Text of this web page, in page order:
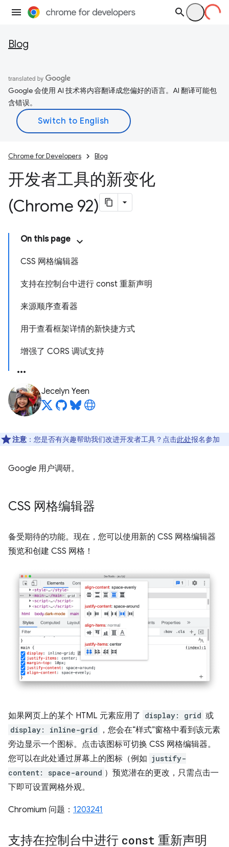
Blog
Google 会使用 AI 技术将内容翻译成您偏好的语言。AI 翻译可能包
含错误。
Chrome for Developers Blog
开发者工具的新变化
(Chrome 92)
On this page
CSS 网格编辑器
支持在控制台中进行 const 重新声明
来源顺序查看器
用于查看框架详情的新快捷方式
增强了 CORS 调试支持
Jecelyn Yeen
注意 ：您是否有兴趣帮助我们改进开发者工具？点击此处报名参加
Google 用户调研。
CSS 网格编辑器
备受期待的功能。现在，您可以使用新的 CSS 网格编辑器
预览和创建 CSS 网格！
如果网页上的某个 HTML 元素应用了 display: grid 或
display: inline-grid
，您会在“样式”窗格中看到该元素
旁边显示一个图标。点击该图标可切换 CSS 网格编辑器。
您可以在此处通过屏幕上的图标（例如 justify-
content: space-around ）预览潜在的更改，只需点击一
下即可设置网格外观。
Chromium 问题： 1203241
支持在控制台中进行 const 重新声明